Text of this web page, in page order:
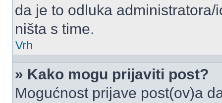
da je to odluka
ništa s time.
Vrh
» Kako mogu prijaviti post?
Mogućnost prijave post(ov)a